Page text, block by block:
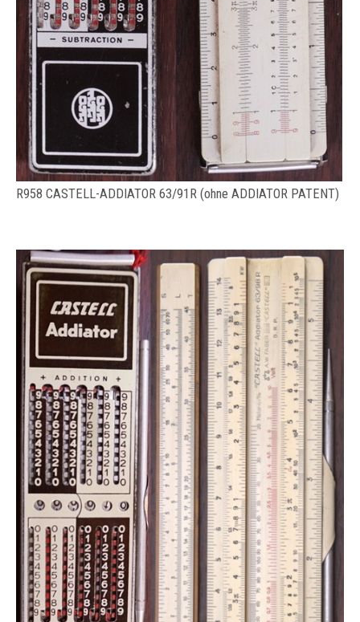
R958 CASTELL-ADDIATOR 63/91R (ohne ADDIATOR PATENT)